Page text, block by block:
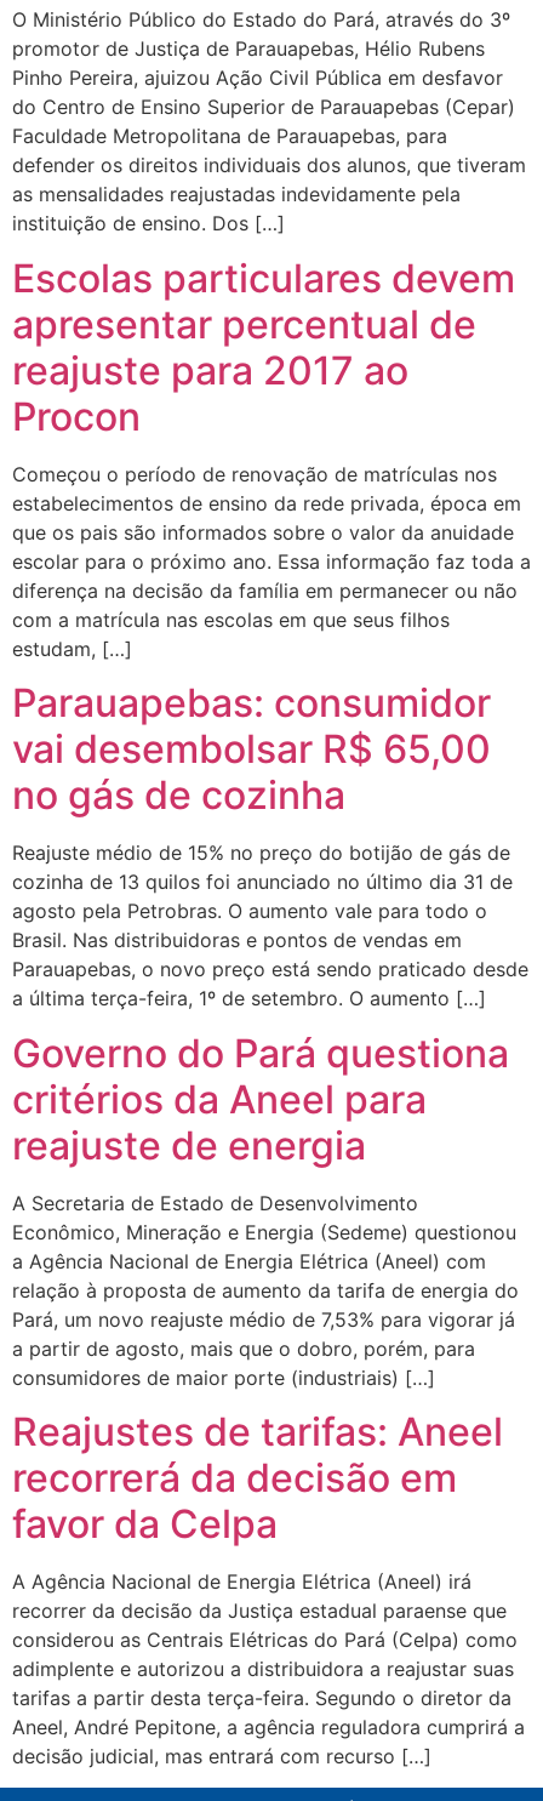
O Ministério Público do Estado do Pará, através do 3º
promotor de Justiça de Parauapebas, Hélio Rubens
Pinho Pereira, ajuizou Ação Civil Pública em desfavor
do Centro de Ensino Superior de Parauapebas (Cepar)
Faculdade Metropolitana de Parauapebas, para
defender os direitos individuais dos alunos, que tiveram
as mensalidades reajustadas indevidamente pela
instituição de ensino. Dos […]
Escolas particulares devem
apresentar percentual de
reajuste para 2017 ao
Procon
Começou o período de renovação de matrículas nos
estabelecimentos de ensino da rede privada, época em
que os pais são informados sobre o valor da anuidade
escolar para o próximo ano. Essa informação faz toda a
diferença na decisão da família em permanecer ou não
com a matrícula nas escolas em que seus filhos
estudam, […]
Parauapebas: consumidor
vai desembolsar R$ 65,00
no gás de cozinha
Reajuste médio de 15% no preço do botijão de gás de
cozinha de 13 quilos foi anunciado no último dia 31 de
agosto pela Petrobras. O aumento vale para todo o
Brasil. Nas distribuidoras e pontos de vendas em
Parauapebas, o novo preço está sendo praticado desde
a última terça-feira, 1º de setembro. O aumento […]
Governo do Pará questiona
critérios da Aneel para
reajuste de energia
A Secretaria de Estado de Desenvolvimento
Econômico, Mineração e Energia (Sedeme) questionou
a Agência Nacional de Energia Elétrica (Aneel) com
relação à proposta de aumento da tarifa de energia do
Pará, um novo reajuste médio de 7,53% para vigorar já
a partir de agosto, mais que o dobro, porém, para
consumidores de maior porte (industriais) […]
Reajustes de tarifas: Aneel
recorrerá da decisão em
favor da Celpa
A Agência Nacional de Energia Elétrica (Aneel) irá
recorrer da decisão da Justiça estadual paraense que
considerou as Centrais Elétricas do Pará (Celpa) como
adimplente e autorizou a distribuidora a reajustar suas
tarifas a partir desta terça-feira. Segundo o diretor da
Aneel, André Pepitone, a agência reguladora cumprirá a
decisão judicial, mas entrará com recurso […]